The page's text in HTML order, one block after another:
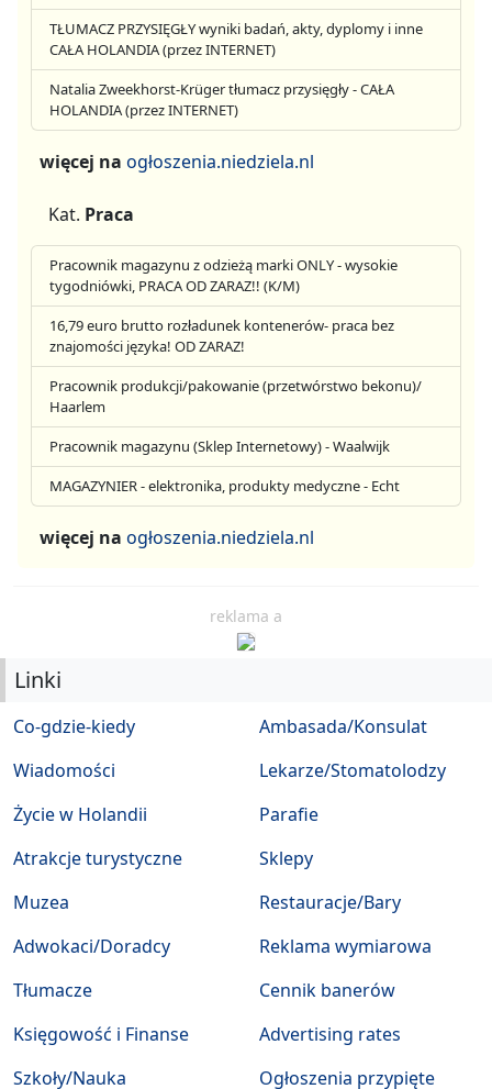
TŁUMACZ PRZYSIĘGŁY wyniki badań, akty, dyplomy i inne
CAŁA HOLANDIA (przez INTERNET)
Natalia Zweekhorst-Krüger tłumacz przysięgły - CAŁA
HOLANDIA (przez INTERNET)
więcej na ogłoszenia.niedziela.nl
Kat. Praca
Pracownik magazynu z odzieżą marki ONLY - wysokie
tygodniówki, PRACA OD ZARAZ!! (K/M)
16,79 euro brutto rozładunek kontenerów- praca bez
znajomości języka! OD ZARAZ!
Pracownik produkcji/pakowanie (przetwórstwo bekonu)/
Haarlem
Pracownik magazynu (Sklep Internetowy) - Waalwijk
MAGAZYNIER - elektronika, produkty medyczne - Echt
więcej na ogłoszenia.niedziela.nl
reklama a
Linki
Co-gdzie-kiedy
Wiadomości
Życie w Holandii
Atrakcje turystyczne
Muzea
Ambasada/Konsulat
Lekarze/Stomatolodzy
Parafie
Sklepy
Restauracje/Bary
Adwokaci/Doradcy
Tłumacze
Księgowość i Finanse
Szkoły/Nauka
Reklama wymiarowa
Cennik banerów
Advertising rates
Ogłoszenia przypięte